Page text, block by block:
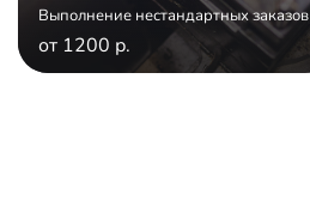
Выполнение нестандартных заказов
от 1200 р.